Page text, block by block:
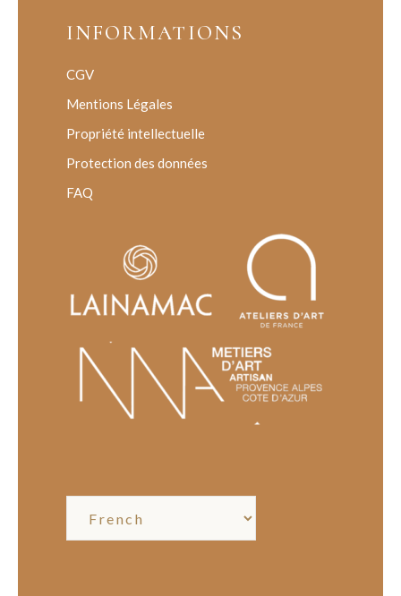
INFORMATIONS
CGV
Mentions Légales
Propriété intellectuelle
Protection des données
FAQ